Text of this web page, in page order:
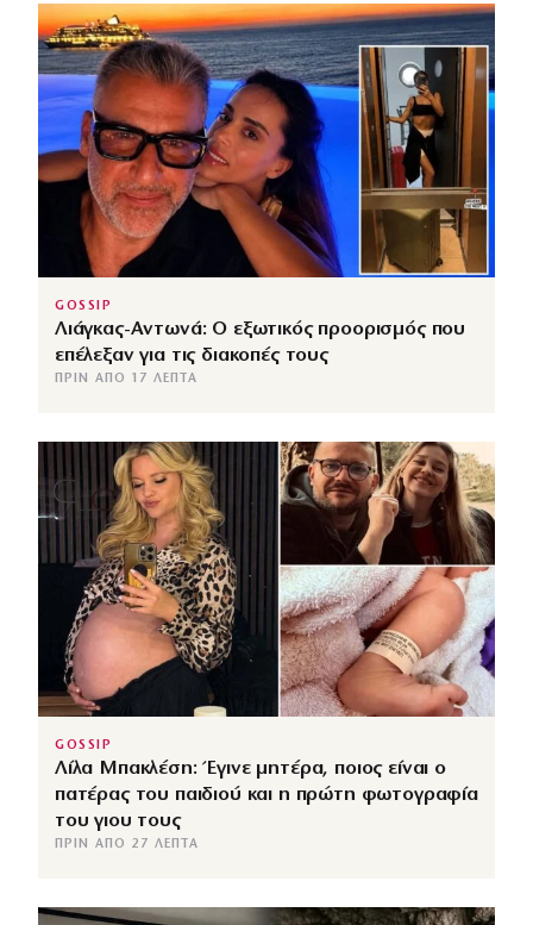
GOSSIP
Λιάγκας-Αντωνά: Ο εξωτικός προορισμός που
επέλεξαν για τις διακοπές τους
ΠΡΙΝ ΑΠΌ 17 ΛΕΠΤΆ
GOSSIP
Λίλα Μπακλέση: Έγινε μητέρα, ποιος είναι ο
πατέρας του παιδιού και η πρώτη φωτογραφία
του γιου τους
ΠΡΙΝ ΑΠΌ 27 ΛΕΠΤΆ